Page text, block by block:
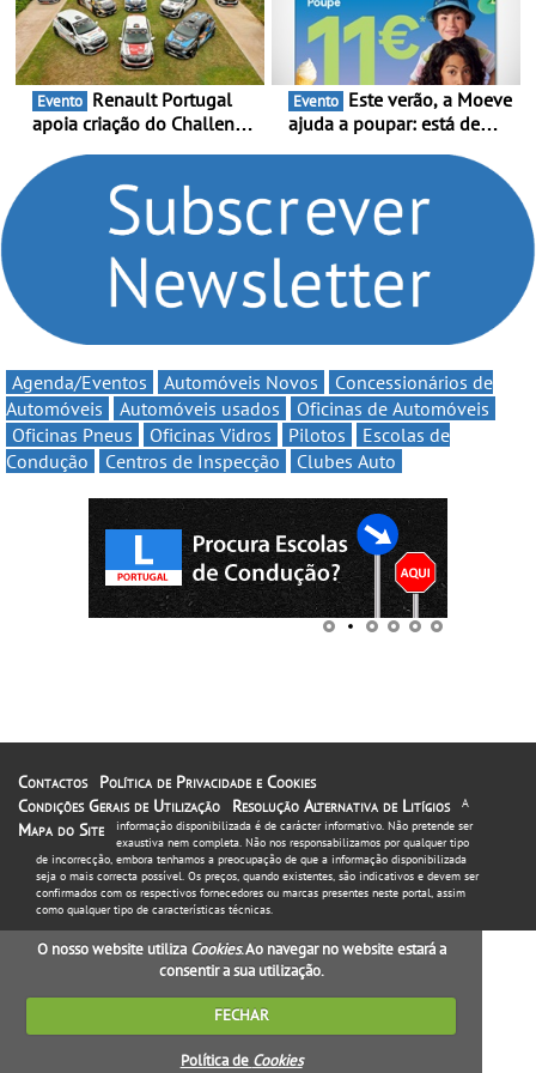
de Portugal
6 de Setembro
Evento
apoia criação do Challenge
compromisso com o
automobilismo nacional
continua em 2026
Evento
ajuda a poupar: está de
Volta” com descontos de
Agenda/Eventos Automóveis Novos
Concessionários de
Automóveis
Automóveis usados
Oficinas de Automóveis
Oficinas Pneus
Oficinas Vidros Pilotos
Escolas de
Condução
Centros de Inspecção Clubes Auto
Contactos
Política de Privacidade e Cookies
Condições Gerais de Utilização
Resolução Alternativa de Litígios
Mapa do Site
A
informação disponibilizada é de carácter informativo. Não pretende ser
exaustiva nem completa. Não nos responsabilizamos por qualquer tipo
de incorrecção, embora tenhamos a preocupação de que a informação disponibilizada
seja o mais correcta possível. Os preços, quando existentes, são indicativos e devem ser
confirmados com os respectivos fornecedores ou marcas presentes neste portal, assim
como qualquer tipo de características técnicas.
O nosso website utiliza Cookies. Ao navegar no website estará a
consentir a sua utilização.
FECHAR
Política de Cookies